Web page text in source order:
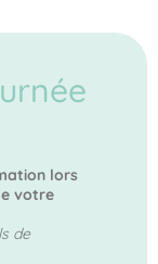
lors
votre
de